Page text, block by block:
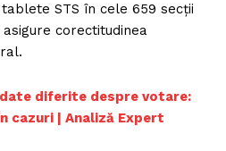
STS în cele 659 secţii
corectitudinea
diferite despre votare:
cazuri | Analiză Expert